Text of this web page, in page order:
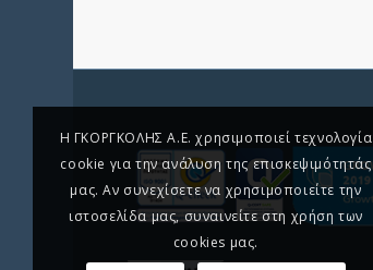
H ΓΚΟΡΓΚΟΛΗΣ A.E. χρησιμοποιεί τεχνολογία
cookie για την ανάλυση της επισκεψιμότητάς
μας. Αν συνεχίσετε να χρησιμοποιείτε την
ιστοσελίδα μας, συναινείτε στη χρήση των
cookies μας.